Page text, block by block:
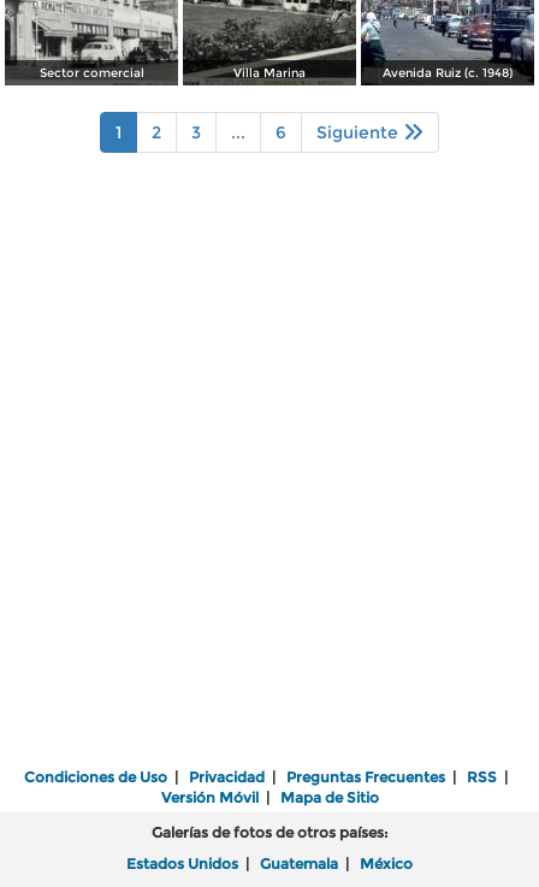
Sector comercial Villa Marina Avenida Ruiz (c. 1948)
1 2 3 ... 6 Siguiente
Condiciones de Uso | Privacidad | Preguntas Frecuentes | RSS |
Versión Móvil| Mapa de Sitio
Galerías de fotos de otros países:
Estados Unidos | Guatemala | México